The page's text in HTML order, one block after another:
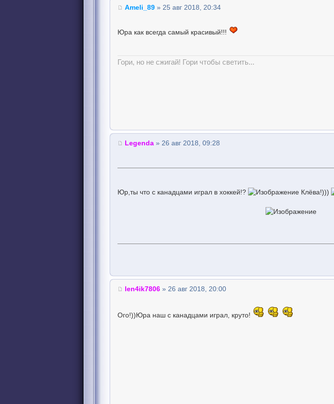
Ameli_89 » 25 авг 2018, 20:34
Юра как всегда самый красивый!!!
Гори, но не сжигай! Гори чтобы светить...
Legenda » 26 авг 2018, 09:28
Юр,ты что с канадцами играл в хоккей!? Клёва!)))
len4ik7806 » 26 авг 2018, 20:00
Ого!))Юра наш с канадцами играл, круто!